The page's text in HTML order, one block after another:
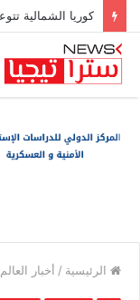
الرئيسية / أخبار العالم